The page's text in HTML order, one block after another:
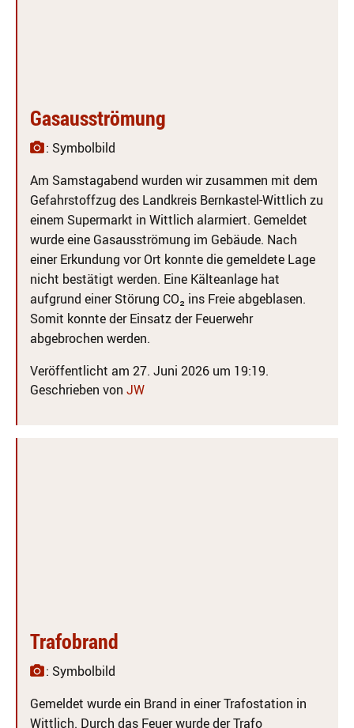
Gasausströmung
: Symbolbild
Am Samstagabend wurden wir zusammen mit dem
Gefahrstoffzug des Landkreis Bernkastel-Wittlich zu
einem Supermarkt in Wittlich alarmiert. Gemeldet
wurde eine Gasausströmung im Gebäude. Nach
einer Erkundung vor Ort konnte die gemeldete Lage
nicht bestätigt werden. Eine Kälteanlage hat
aufgrund einer Störung CO₂ ins Freie abgeblasen.
Somit konnte der Einsatz der Feuerwehr
abgebrochen werden.
Veröffentlicht am 27. Juni 2026 um 19:19.
Geschrieben von JW
Trafobrand
: Symbolbild
Gemeldet wurde ein Brand in einer Trafostation in
Wittlich. Durch das Feuer wurde der Trafo